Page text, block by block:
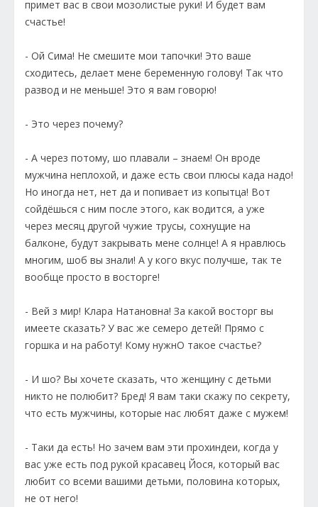
примет вас в свои мозолистые руки! И будет вам
счастье!
- Ой Сима! Не смешите мои тапочки! Это ваше
сходитесь, делает мене беременную голову! Так что
развод и не меньше! Это я вам говорю!
- Это через почему?
- А через потому, шо плавали – знаем! Он вроде
мужчина неплохой, и даже есть свои плюсы када надо!
Но иногда нет, нет да и попивает из копытца! Вот
сойдёшься с ним после этого, как водится, а уже
через месяц другой чужие трусы, сохнущие на
балконе, будут закрывать мене солнце! А я нравлюсь
многим, шоб вы знали! А у кого вкус получше, так те
вообще просто в восторге!
- Вей з мир! Клара Натановна! За какой восторг вы
имеете сказать? У вас же семеро детей! Прямо с
горшка и на работу! Кому нужнО такое счастье?
- И шо? Вы хочете сказать, что женщину с детьми
никто не полюбит? Бред! Я вам таки скажу по секрету,
что есть мужчины, которые нас любят даже с мужем!
- Таки да есть! Но зачем вам эти прохиндеи, когда у
вас уже есть под рукой красавец Йося, который вас
любит со всеми вашими детьми, половина которых,
не от него!